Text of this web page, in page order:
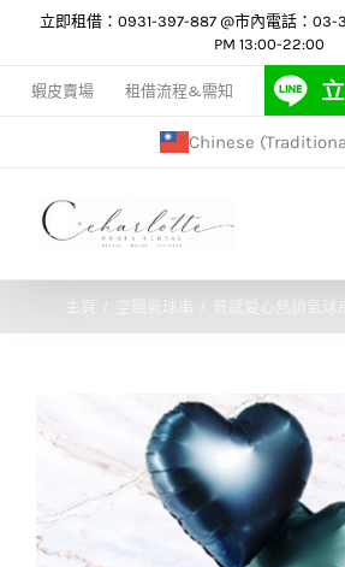
content
立即租借：0931-397-887 @市內電話：03-
PM 13:00-22:00
蝦皮賣場 租借流程&需知
Chinese
質感愛心熱銷氣